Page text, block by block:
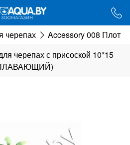
черепах
Accessory 008 Плот
черепах с присоской 10*15